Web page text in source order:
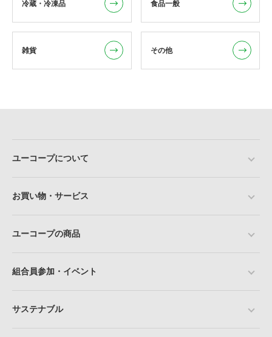
冷蔵・冷凍品 食品一般
雑貨 その他
ユーコープについて
お買い物・サービス
ユーコープの商品
組合員参加・イベント
サステナブル